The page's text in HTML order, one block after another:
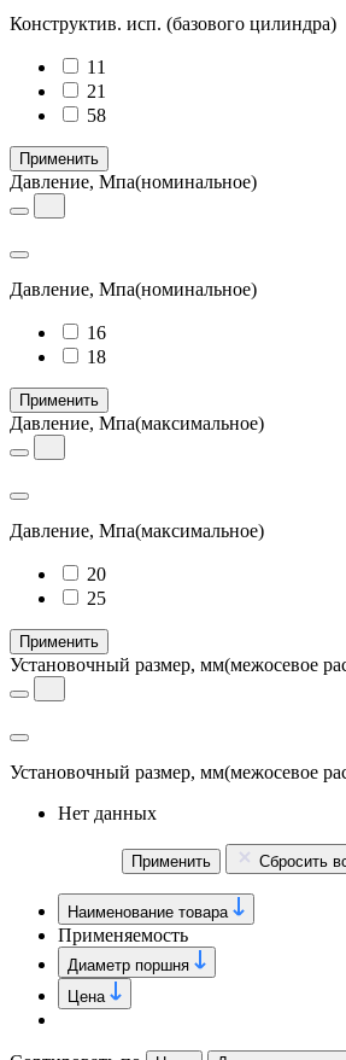
Конструктив. исп. (базового цилиндра)
11
21
58
Применить
Давление, Мпа(номинальное)
Давление, Мпа(номинальное)
16
18
Применить
Давление, Мпа(максимальное)
Давление, Мпа(максимальное)
20
25
Применить
Установочный размер, мм(межосевое
Установочный размер, мм(межосевое
Нет данных
Применить Сбросить
Наименование товара
Применяемость
Диаметр поршня
Цена